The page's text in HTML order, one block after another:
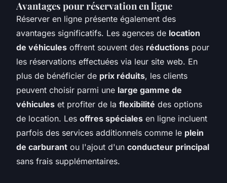
Avantages pour réservation en ligne
Réserver en ligne présente également des
avantages significatifs. Les agences de location
de véhicules offrent souvent des réductions pour
les réservations effectuées via leur site web. En
plus de bénéficier de prix réduits, les clients
peuvent choisir parmi une large gamme de
véhicules et profiter de la flexibilité des options
de location. Les offres spéciales en ligne incluent
parfois des services additionnels comme le plein
de carburant ou l'ajout d'un conducteur principal
sans frais supplémentaires.